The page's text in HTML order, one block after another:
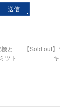
と
ツト
【Sold out